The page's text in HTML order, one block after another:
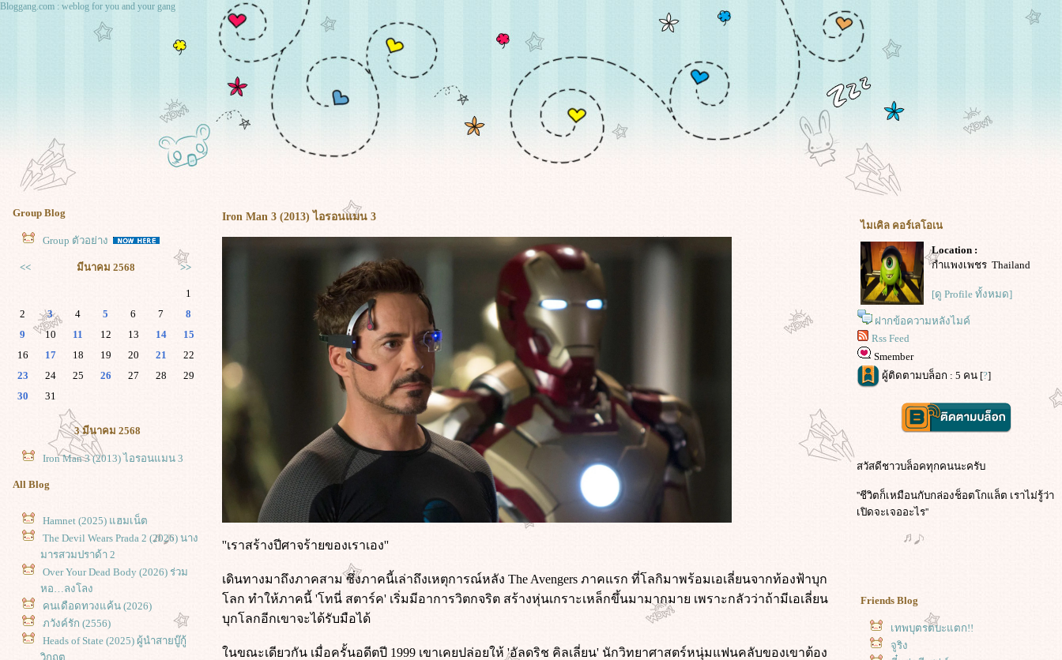
Bloggang.com : weblog for you and your gang
Group Blog
Group ตัวอย่าง
<< มีนาคม 2568 >>
1
2
3 4 5 6 7
8
9
10 11 12 13 14
15
16
17 18 19 20 21
22
23
24 25 26 27 28
29
30
31
3 มีนาคม 2568
Iron Man 3 (2013) ไอรอนแมน 3
All Blog
Hamnet (2025) แฮมเน็ต
The Devil Wears Prada 2 (2026) นาง
มารสวมปราด้า 2
Over Your Dead Body (2026) ร่วม
หอ…ลงโลง
คนเดือดทวงแค้น (2026)
ภวังค์รัก (2556)
Heads of State (2025) ผู้นำสายบู๊กู้
วิกฤต
Iron Man 3 (2013) ไอรอนแมน 3
''เราสร้างปีศาจร้ายของเราเอง''
เดินทางมาถึงภาคสาม ซึ่งภาคนี้เล่าถึงเหตุการณ์หลัง The Avengers ภาคแรก ที่โลกิมาพร้อมเอเลี่ยนจากท้องฟ้าบุก
ลก ทำให้ภาคนี้ 'โทนี่ สตาร์ค' เริ่มมีอาการวิตกจริต สร้างหุ่นเกราะเหล็กขึ้นมามากมาย เพราะกลัวว่าถ้ามีเอเลี่ยน
บุกโลกอีกเขาจะได้รับมือได้
นขณะเดียวกัน เมื่อครั้นอดีตปี 1999 เขาเคยปล่อยให้ 'อัลดริช คิลเลี่ยน' นักวิทยาศาสตร์หนุ่มแฟนคลับของเขาต้อง
ไมเคิล คอร์เลโอเน
Location :
กำแพงเพชร Thailand
[ดู Profile ทั้งหมด]
ฝากข้อความหลังไมค์
Rss Feed
Smember
ผู้ติดตามบล็อก : 5 คน [?]
สวัสดีชาวบล็อคทุกคนนะครับ
''ชีวิตก็เหมือนกับกล่องช็อตโกแล็ต เราไม่รู้ว่า
เปิดจะเจออะไร''
Friends Blog
เทพบุตรตบะแตก!!
จูริง